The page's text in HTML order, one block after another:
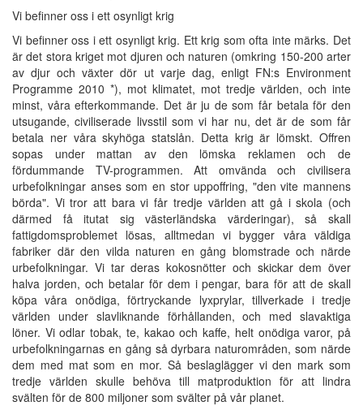
Vi befinner oss i ett osynligt krig
Vi befinner oss i ett osynligt krig. Ett krig som ofta inte märks. Det
är det stora kriget mot djuren och naturen (omkring 150-200 arter
av djur och växter dör ut varje dag, enligt FN:s Environment
Programme 2010 *), mot klimatet, mot tredje världen, och inte
minst, våra efterkommande. Det är ju de som får betala för den
utsugande, civiliserade livsstil som vi har nu, det är de som får
betala ner våra skyhöga statslån. Detta krig är lömskt. Offren
sopas under mattan av den lömska reklamen och de
fördummande TV-programmen. Att omvända och civilisera
urbefolkningar anses som en stor uppoffring, "den vite mannens
börda". Vi tror att bara vi får tredje världen att gå i skola (och
därmed få itutat sig västerländska värderingar), så skall
fattigdomsproblemet lösas, alltmedan vi bygger våra väldiga
fabriker där den vilda naturen en gång blomstrade och närde
urbefolkningar. Vi tar deras kokosnötter och skickar dem över
halva jorden, och betalar för dem i pengar, bara för att de skall
köpa våra onödiga, förtryckande lyxprylar, tillverkade i tredje
världen under slavliknande förhållanden, och med slavaktiga
löner. Vi odlar tobak, te, kakao och kaffe, helt onödiga varor, på
urbefolkningarnas en gång så dyrbara naturområden, som närde
dem med mat som en mor. Så beslaglägger vi den mark som
tredje världen skulle behöva till matproduktion för att lindra
svälten för de 800 miljoner som svälter på vår planet.